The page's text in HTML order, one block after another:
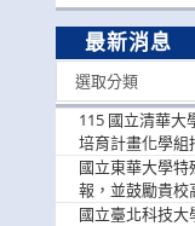
最新消息
選取分類
115 國立清華大
培育計畫化學組
國立東華大學
報，並鼓勵貴校
階段踴躍選填。
國立臺北科技